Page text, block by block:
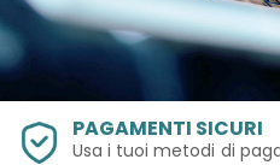
PAGAMENTI SICURI
Usa i tuoi metodi di